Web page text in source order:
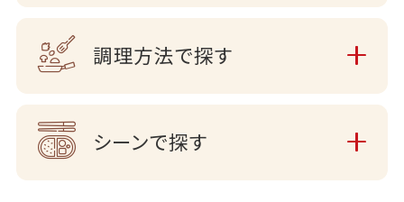
調理方法で探す
シーンで探す